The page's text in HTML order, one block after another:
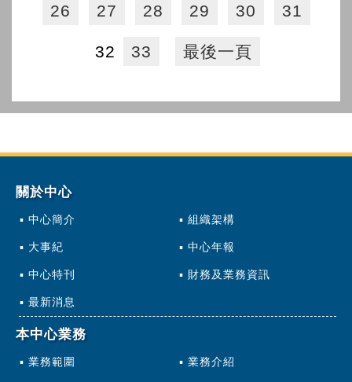
26 27 28 29 30 31
32 33 最後一頁
關於中心
中心簡介 組織架構
大事紀 中心年報
中心特刊 財務及業務資訊
最新消息
本中心業務
業務範圍 業務介紹